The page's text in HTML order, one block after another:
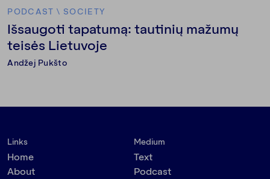
PODCAST \ SOCIETY
Išsaugoti tapatumą: tautinių mažumų
teisės Lietuvoje
Andžej Pukšto
Links
Home
About
Medium
Text
Podcast